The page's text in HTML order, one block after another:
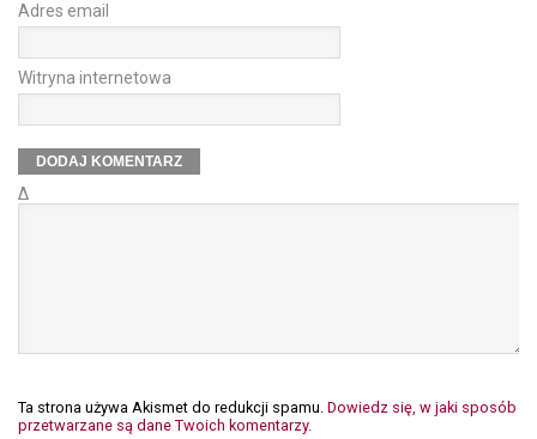
Adres email
Witryna internetowa
Δ
Ta strona używa Akismet do redukcji spamu. Dowiedz się, w jaki sposób
przetwarzane są dane Twoich komentarzy.